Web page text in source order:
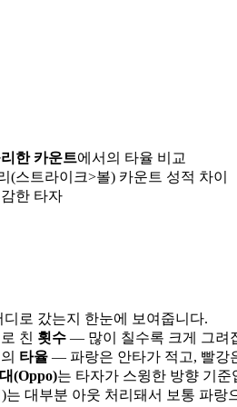
한 카운트에서의 타율 비교
(스트라이크>볼) 카운트 성적 차이
한 타자
로 갔는지 한눈에 보여줍니다.
친 횟수 — 많이 칠수록 크게 그려
타율 — 파랑은 안타가 적고, 빨강
(Oppo)는 타자가 스윙한 방향 기
)는 대부분 아웃 처리돼서 보통 파랑